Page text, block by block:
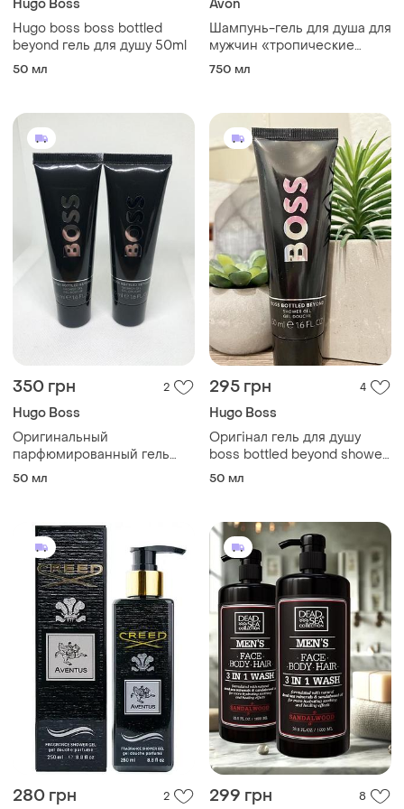
Hugo Boss
Hugo boss boss bottled
beyond гель для душу 50ml
50 мл
Avon
Шампунь-гель для душа для
мужчин «тропические
джунгли», 720 мл
750 мл
350 грн 2
Hugo Boss
Оригинальный
парфюмированный гель
для душа boss bottled
50 мл
295 грн 4
Hugo Boss
Оригінал гель для душу
boss bottled beyond shower
gel від hugo boss 50 мл🖤
50 мл
280 грн 2 299 грн 8